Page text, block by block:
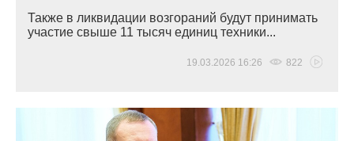
Также в ликвидации возгораний будут принимать
участие свыше 11 тысяч единиц техники...
19.03.2026 16:26 822